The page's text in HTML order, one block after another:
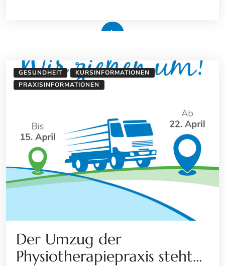
GESUNDHEIT
KURSINFORMATIONEN
PRAXISINFORMATIONEN
Der Umzug der
Physiotherapiepraxis steht…